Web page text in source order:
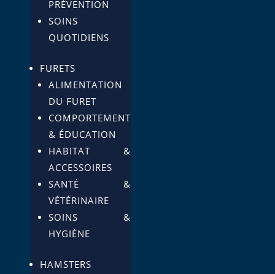
PRÉVENTION
SOINS
QUOTIDIENS
FURETS
ALIMENTATION
DU FURET
COMPORTEMENT
& ÉDUCATION
HABITAT &
ACCESSOIRES
SANTÉ &
VÉTÉRINAIRE
SOINS &
HYGIÈNE
HAMSTERS